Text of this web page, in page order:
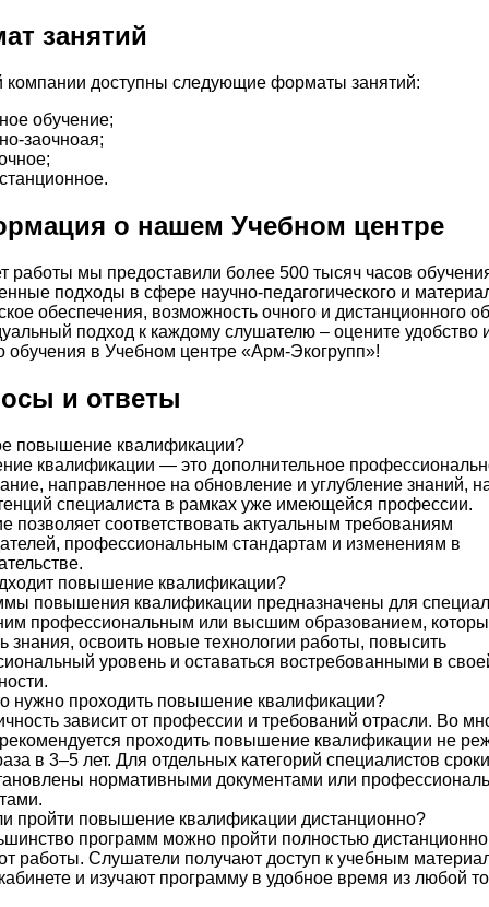
занятий
доступны следующие форматы занятий:
обучение;
заочноая;
о нашем Учебном центре
работы мы предоставили более 500 тысяч часов
подходы в сфере научно-педагогического и
обеспечения, возможность очного и дистанционного
подход к каждому слушателю – оцените удобство
обучения в Учебном центре «Арм-Экогрупп»!
и ответы
повышение квалификации?
квалификации — это дополнительное
направленное на обновление и углубление знаний,
специалиста в рамках уже имеющейся профессии.
позволяет соответствовать актуальным требованиям
профессиональным стандартам и изменениям в
повышение квалификации?
повышения квалификации предназначены для
профессиональным или высшим образованием,
знания, освоить новые технологии работы, повысить
уровень и оставаться востребованными в
нужно проходить повышение квалификации?
зависит от профессии и требований отрасли. Во
проходить повышение квалификации не
в 3–5 лет. Для отдельных категорий специалистов
нормативными документами или
пройти повышение квалификации дистанционно?
программ можно пройти полностью дистанционно
работы. Слушатели получают доступ к учебным
и изучают программу в удобное время из любой